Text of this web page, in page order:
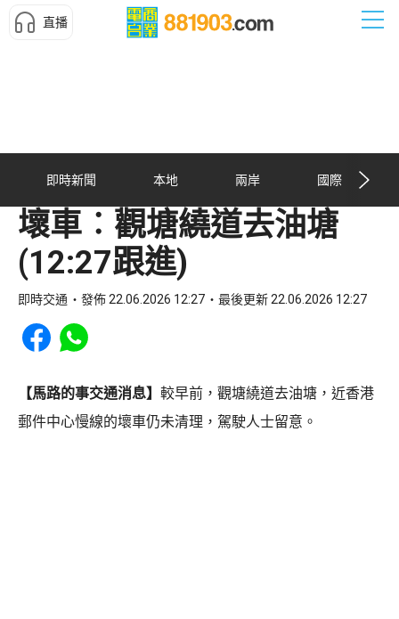
直播
即時新聞 本地 兩岸 國際
壞車︰觀塘繞道去油塘
(12:27跟進)
即時交通 發佈 22.06.2026 12:27 最後更新 22.06.2026 12:27
Share to Facebook
Share to WhatsApp
【馬路的事交通消息】 較早前，觀塘繞道去油塘，近香港
郵件中心慢線的壞車仍未清理，駕駛人士留意。